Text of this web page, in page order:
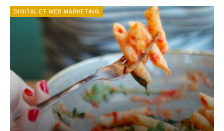
DIGITAL ET WEB MARKETING